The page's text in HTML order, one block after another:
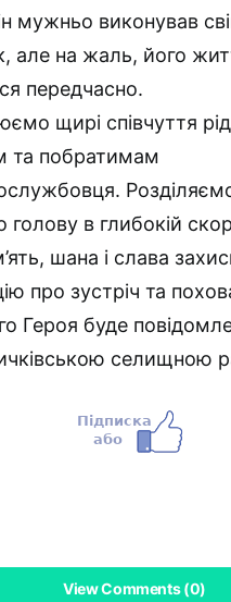
мужньо виконував
але на жаль, його
передчасно.
щирі співчуття
та побратимам
голову в глибокій
шана і слава
про зустріч та
Героя буде
селищною
View Comments (0)